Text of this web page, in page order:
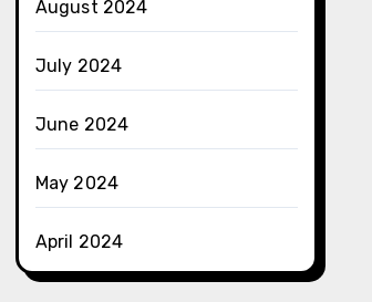
August 2024
July 2024
June 2024
May 2024
April 2024